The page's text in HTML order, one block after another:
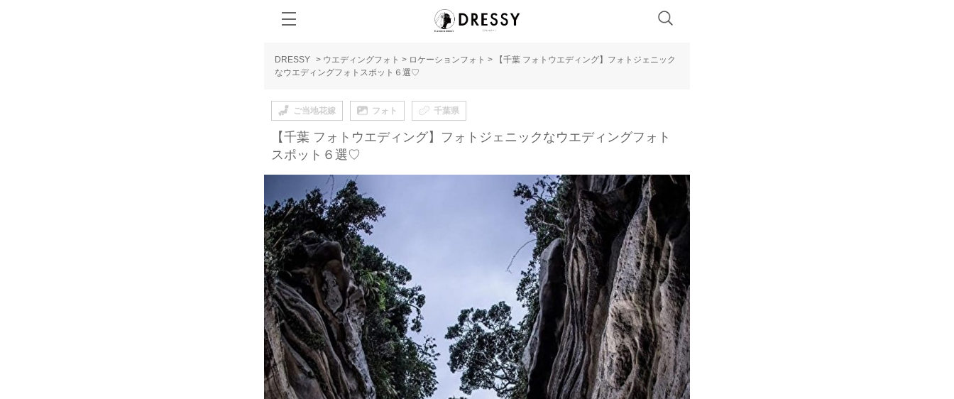
DRESSY > ウエディングフォト > ロケーションフォト >
【千葉 フォトウエディング】フォトジェニック
なウエディングフォトスポット６選♡
ご当地花嫁 フォト 千葉県
【千葉 フォトウエディング】フォトジェニックなウエディングフォト
スポット６選♡